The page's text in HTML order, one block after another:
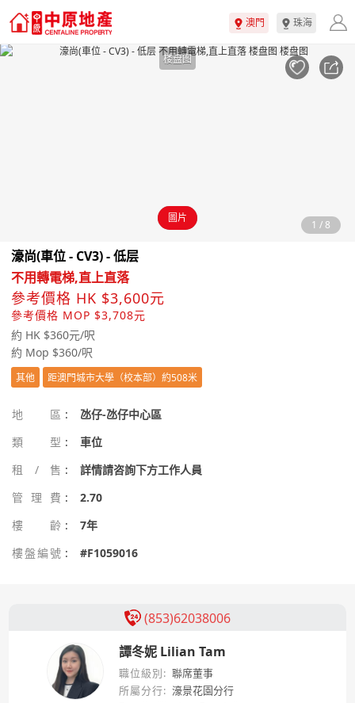
澳門 珠海
楼盘图
1 / 8
圖片
濠尚(車位 - CV3) - 低层
不用轉電梯,直上直落
參考價格 HK $3,600元
參考價格 MOP $3,708元
約 HK $360元/呎
約 Mop $360/呎
其他 距澳門城市大學（校本部）約508米
地區 :
氹仔-氹仔中心區
類型 :
車位
租/售 :
詳情請咨詢下方工作人員
管理費 :
2.70
樓齡 :
7年
樓盤編號 : #F1059016
(853)62038006
譚冬妮 Lilian Tam
職位級別: 聯席董事
所屬分行: 濠景花園分行